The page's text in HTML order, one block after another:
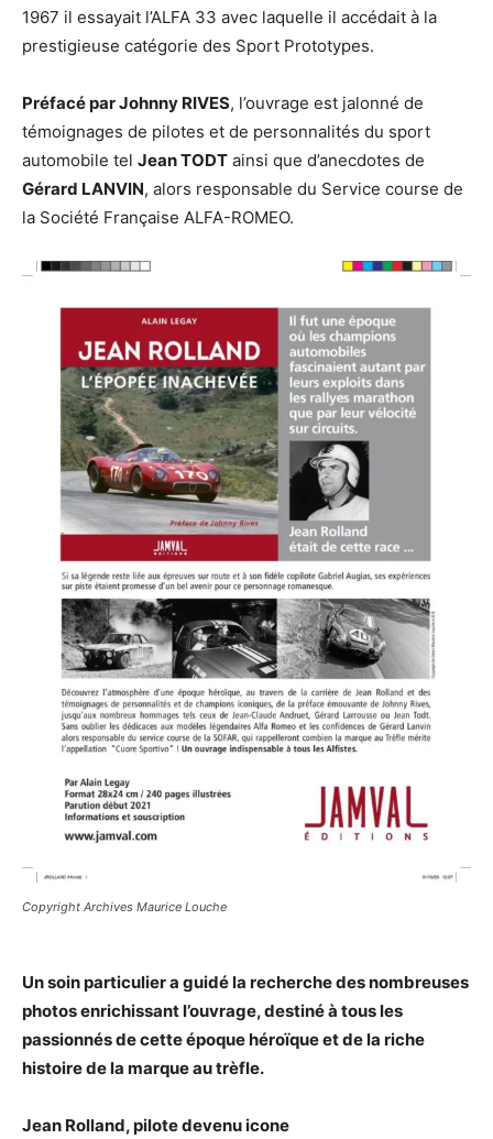
1967 il essayait l’ALFA 33 avec laquelle il accédait à la
prestigieuse catégorie des Sport Prototypes.
Préfacé par Johnny RIVES, l’ouvrage est jalonné de
témoignages de pilotes et de personnalités du sport
automobile tel Jean TODT ainsi que d’anecdotes de
Gérard LANVIN, alors responsable du Service course de
la Société Française ALFA-ROMEO.
Copyright Archives Maurice Louche
Un soin particulier a guidé la recherche des nombreuses
photos enrichissant l’ouvrage, destiné à tous les
passionnés de cette époque héroïque et de la riche
histoire de la marque au trèfle.
Jean Rolland, pilote devenu icone